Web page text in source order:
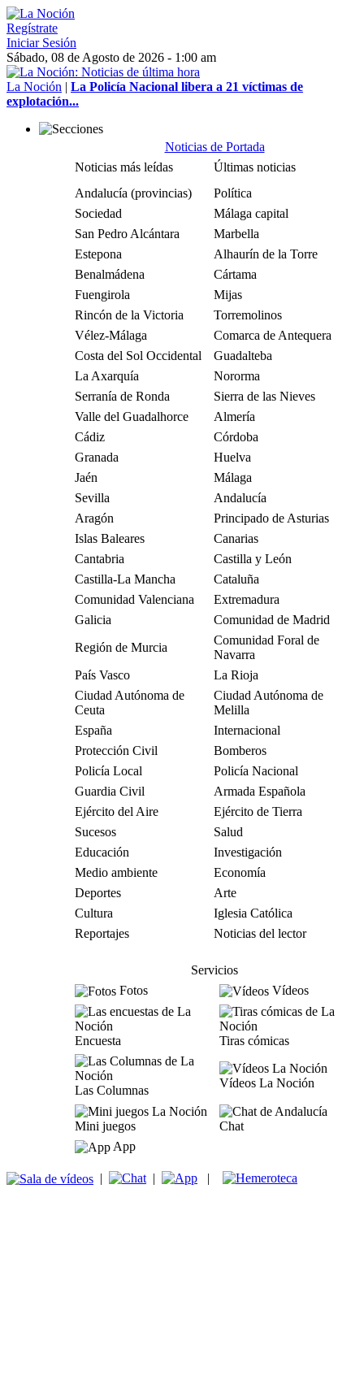
Regístrate
Iniciar Sesión
Sábado, 08 de Agosto de 2026 - 1:00 am
La Noción | La Policía Nacional libera a 21 víctimas de
explotación...
Noticias de Portada
Noticias más leídas
Últimas noticias
Andalucía (provincias)
Política
Sociedad
Málaga capital
San Pedro Alcántara
Marbella
Estepona
Alhaurín de la Torre
Benalmádena
Cártama
Fuengirola
Mijas
Rincón de la Victoria
Torremolinos
Vélez-Málaga
Comarca de Antequera
Costa del Sol Occidental
Guadalteba
La Axarquía
Nororma
Serranía de Ronda
Sierra de las Nieves
Valle del Guadalhorce
Almería
Cádiz
Córdoba
Granada
Huelva
Jaén
Málaga
Sevilla
Andalucía
Aragón
Principado de Asturias
Islas Baleares
Canarias
Cantabria
Castilla y León
Castilla-La Mancha
Cataluña
Comunidad Valenciana
Extremadura
Galicia
Comunidad de Madrid
Región de Murcia
Comunidad Foral de
Navarra
País Vasco
La Rioja
Ciudad Autónoma de
Ceuta
Ciudad Autónoma de
Melilla
España
Internacional
Protección Civil
Bomberos
Policía Local
Policía Nacional
Guardia Civil
Armada Española
Ejército del Aire
Ejército de Tierra
Sucesos
Salud
Educación
Investigación
Medio ambiente
Economía
Deportes
Arte
Cultura
Iglesia Católica
Reportajes
Noticias del lector
Servicios
Fotos
Vídeos
Encuesta Tiras cómicas
Las Columnas
Vídeos La Noción
Mini juegos
Chat
App
| | |